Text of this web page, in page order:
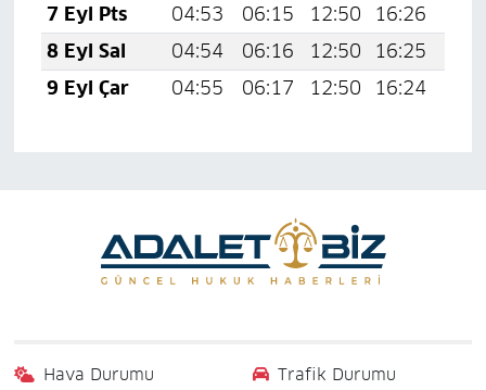
7 Eyl Pts
04:53 06:15 12:50 16:26
8 Eyl Sal
04:54 06:16 12:50 16:25
9 Eyl Çar
04:55 06:17 12:50 16:24
Hava Durumu Trafik Durumu